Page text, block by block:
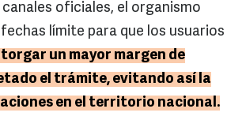
oficiales, el organismo
límite para que los usuarios
un mayor margen de
el trámite, evitando así la
en el territorio nacional.